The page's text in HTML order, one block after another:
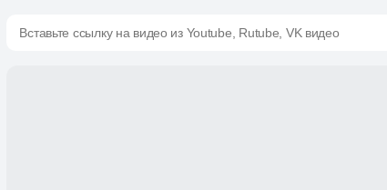
Вставьте ссылку на видео из Youtube, Rutube, VK видео